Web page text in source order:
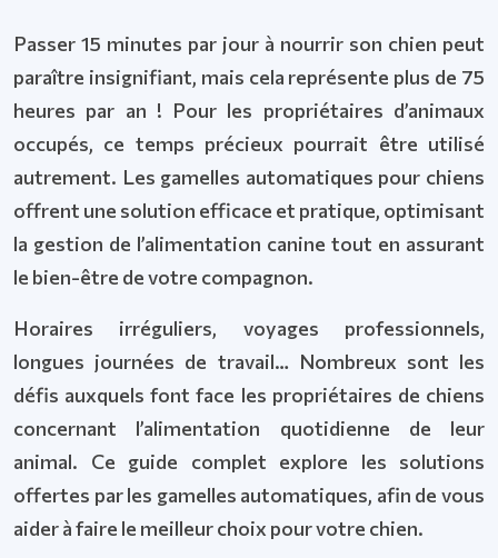
Passer 15 minutes par jour à nourrir son chien peut
paraître insignifiant, mais cela représente plus de 75
heures par an ! Pour les propriétaires d’animaux
occupés, ce temps précieux pourrait être utilisé
autrement. Les gamelles automatiques pour chiens
offrent une solution efficace et pratique, optimisant
la gestion de l’alimentation canine tout en assurant
le bien-être de votre compagnon.
Horaires irréguliers, voyages professionnels,
longues journées de travail… Nombreux sont les
défis auxquels font face les propriétaires de chiens
concernant l’alimentation quotidienne de leur
animal. Ce guide complet explore les solutions
offertes par les gamelles automatiques, afin de vous
aider à faire le meilleur choix pour votre chien.